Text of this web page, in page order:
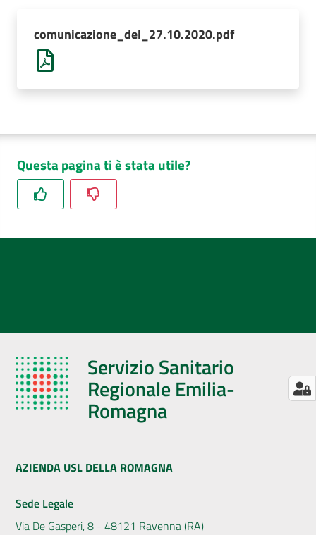
comunicazione_del_27.10.2020.pdf
Questa pagina ti è stata utile?
Servizio Sanitario
Regionale Emilia-
Romagna
AZIENDA USL DELLA ROMAGNA
Sede Legale
Via De Gasperi, 8 - 48121 Ravenna (RA)